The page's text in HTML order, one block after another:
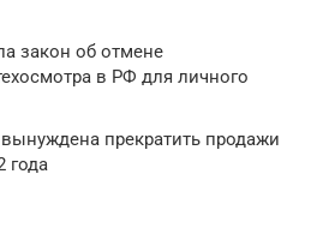
закон об отмене
в РФ для личного
прекратить продажи
года